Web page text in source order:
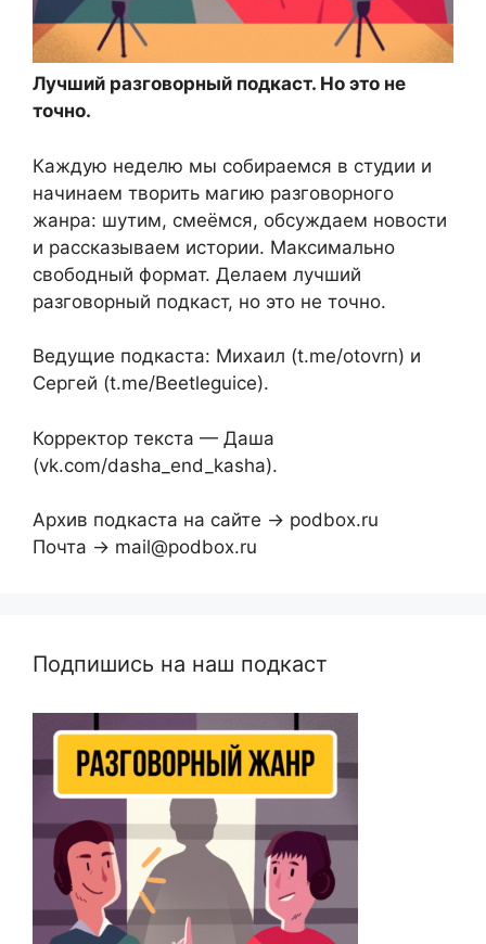
Лучший разговорный подкаст. Но это не
точно.
Каждую неделю мы собираемся в студии и
начинаем творить магию разговорного
жанра: шутим, смеёмся, обсуждаем новости
и рассказываем истории. Максимально
свободный формат. Делаем лучший
разговорный подкаст, но это не точно.
Ведущие подкаста: Михаил (t.me/otovrn) и
Сергей (t.me/Beetleguice).
Корректор текста — Даша
(vk.com/dasha_end_kasha).
Архив подкаста на сайте → podbox.ru
Почта → mail@podbox.ru
Подпишись на наш подкаст